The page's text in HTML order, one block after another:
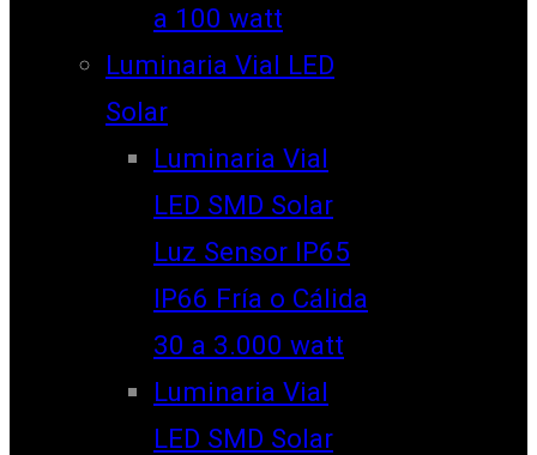
a 100 watt
Luminaria Vial LED
Solar
Luminaria Vial
LED SMD Solar
Luz Sensor IP65
IP66 Fría o Cálida
30 a 3.000 watt
Luminaria Vial
LED SMD Solar